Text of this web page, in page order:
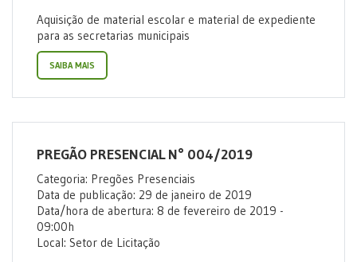
Aquisição de material escolar e material de expediente
para as secretarias municipais
SAIBA MAIS
PREGÃO PRESENCIAL N° 004/2019
Categoria: Pregões Presenciais
Data de publicação: 29 de janeiro de 2019
Data/hora de abertura: 8 de fevereiro de 2019 -
09:00h
Local: Setor de Licitação